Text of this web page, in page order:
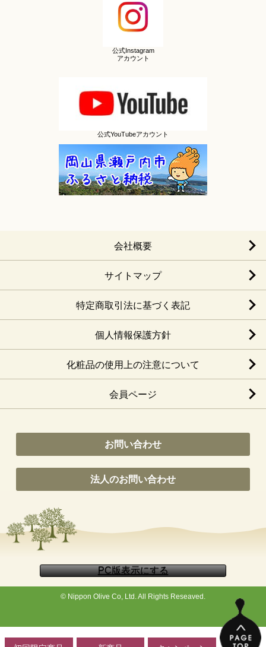
公式Instagram
アカウント
公式YouTubeアカウント
会社概要
サイトマップ
特定商取引法に基づく表記
個人情報保護方針
化粧品の使用上の注意について
会員ページ
お問い合わせ
法人のお問い合わせ
© Nippon Olive Co, Ltd. All Rights Reseaved.